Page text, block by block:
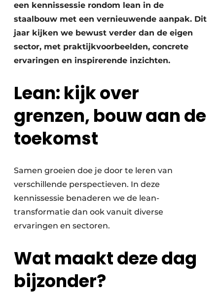
een kennissessie rondom lean in de
staalbouw met een vernieuwende aanpak. Dit
jaar kijken we bewust verder dan de eigen
sector, met praktijkvoorbeelden, concrete
ervaringen en inspirerende inzichten.
Lean: kijk over
grenzen, bouw aan de
toekomst
Samen groeien doe je door te leren van
verschillende perspectieven. In deze
kennissessie benaderen we de lean-
transformatie dan ook vanuit diverse
ervaringen en sectoren.
Wat maakt deze dag
bijzonder?